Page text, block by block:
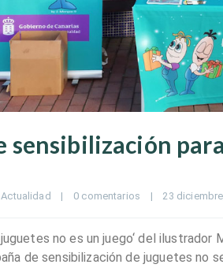
sensibilización
Actualidad | 0 comentarios | 23
no es un juego‘ del
de sensibilización de juguetes no